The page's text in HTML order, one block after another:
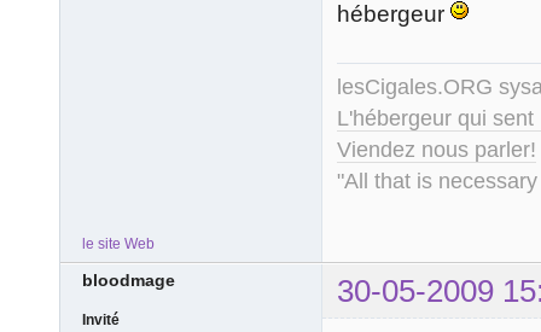
hébergeur
lesCigales.ORG
L'hébergeur qui
Viendez nous parler!
"All that is
le site Web
bloodmage 30-05-2009
Invité